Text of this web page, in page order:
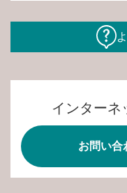
インターネ
お問い合